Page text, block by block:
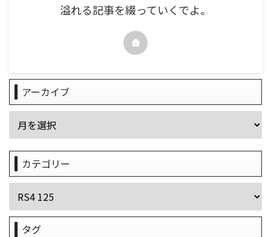
溢れる記事を綴っていくでよ。
アーカイブ
カテゴリー
タグ